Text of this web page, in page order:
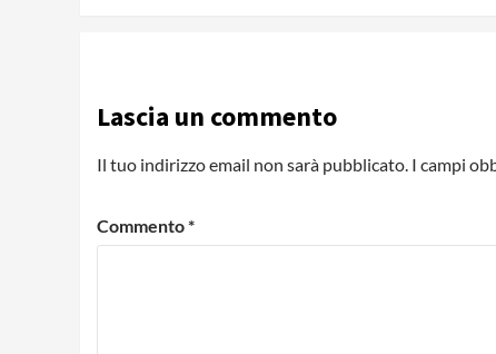
Lascia un commento
Il tuo indirizzo email non sarà pubblicato. I campi
Commento*